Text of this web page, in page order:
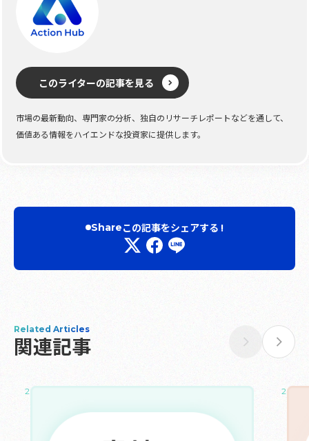
このライターの記事を見る
市場の最新動向、専門家の分析、独自のリサーチレポートなどを通して、
価値ある情報をハイエンドな投資家に提供します。
Shareこの記事をシェアする !
Related Articles
関連記事
2024.11.23